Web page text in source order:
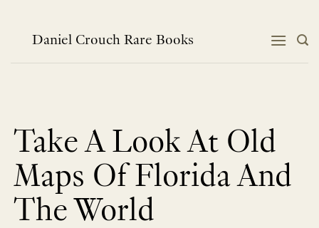
Daniel Crouch Rare Books
Take A Look At Old
Maps Of Florida And
The World